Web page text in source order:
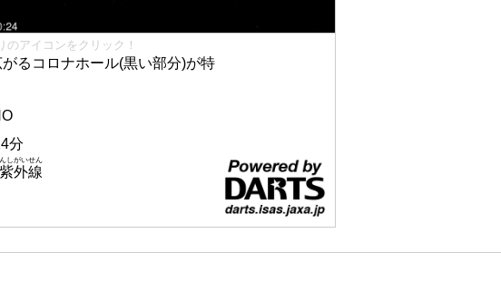
アイコンをクリック！
るコロナホール(黒い部分)が特
分
外線
しがいせん